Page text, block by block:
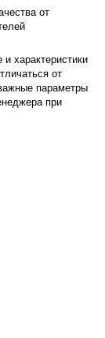
от
и характеристики
от
параметры
при